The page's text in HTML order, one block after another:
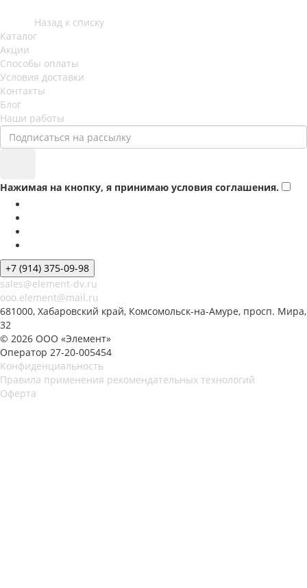
Назад к списку
Каталог
Акции
Способы оплаты
Условия доставки
Контакты
Блог
Наши работы
Нажимая на кнопку, я принимаю условия соглашения.
+7 (914) 375-09-98
sales@element-dv.ru
ooo.element@mail.ru
681000, Хабаровский край, Комсомольск-на-Амуре, просп. Мира,
32
© 2026 ООО «Элемент»
Оператор 27-20-005454
Конфиденциальность
Правила применения рекомендательных технологий
Оферта